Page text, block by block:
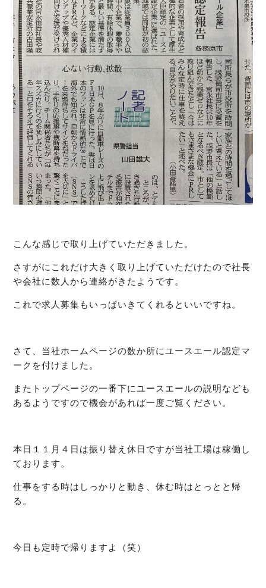
こんな感じで取り上げていただきました。
さすがにこれだけ大きく取り上げていただけたので社長
や会社に数人から連絡がきたようです。
これで求人募集もいっぱいきてくれるといいですね。
さて、当社ホームページの数か所にユースエール認定マ
ークを付けました。
またトップページの一番下にユースエールの説明なども
あるようですので機会があれば一度ご覧ください。
本日１１月４日は振り替え休日ですが当社工場は稼働し
ております。
仕事をする時はしっかりと動き、休む時はとっとと帰
る。
今日も定時で帰りますよ（笑）